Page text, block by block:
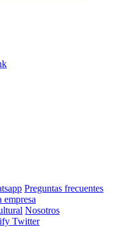
Preguntas frecuentes
empresa
Nosotros
Twitter